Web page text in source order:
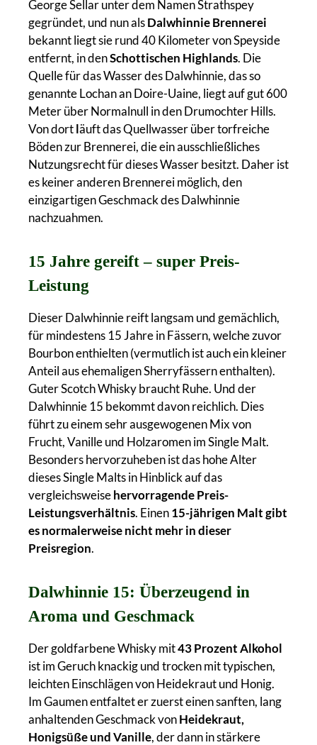
George Sellar unter dem Namen Strathspey
gegründet, und nun alsDalwhinnie Brennerei
bekannt liegt sie rund 40 Kilometer von Speyside
entfernt, in denSchottischen Highlands. Die
Quelle für das Wasser des Dalwhinnie, das so
genannte Lochan an Doire-Uaine, liegt auf gut 600
Meter über Normalnull in den Drumochter Hills.
Von dortläuft das Quellwasser über torfreiche
Böden zur Brennerei, die ein ausschließliches
Nutzungsrecht für dieses Wasser besitzt. Daher ist
es keiner anderen Brennerei möglich, den
einzigartigen Geschmack des Dalwhinnie
nachzuahmen.
15 Jahre gereift – super Preis-
Leistung
Dieser Dalwhinnie reift langsam und gemächlich,
für mindestens 15 Jahre in Fässern, welche zuvor
Bourbon enthielten (vermutlich ist auch ein kleiner
Anteil aus ehemaligen Sherryfässern enthalten).
Guter Scotch Whisky braucht Ruhe. Und der
Dalwhinnie 15 bekommt davon reichlich. Dies
führt zu einem sehr ausgewogenen Mix von
Frucht, Vanille und Holzaromen im Single Malt.
Besonders hervorzuheben ist das hohe Alter
dieses Single Malts in Hinblick auf das
vergleichsweisehervorragende Preis-
Leistungsverhältnis. Einen15-jährigen Malt gibt
es normalerweise nicht mehr in dieser
Preisregion.
Dalwhinnie 15: Überzeugend in
Aroma und Geschmack
Der goldfarbene Whisky mit43 Prozent Alkohol
ist im Geruch knackig und trocken mit typischen,
leichten Einschlägen von Heidekraut und Honig.
Im Gaumen entfaltet er zuerst einen sanften, lang
anhaltenden Geschmack vonHeidekraut,
Honigsüße und Vanille, der dann in stärkere